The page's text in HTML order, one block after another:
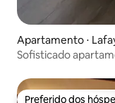
Apartamento ⋅
Sofisticado
Preferido dos